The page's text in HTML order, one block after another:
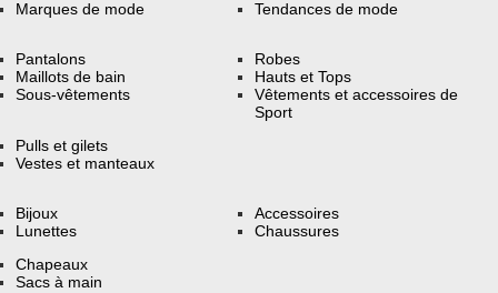
Marques de mode Tendances de mode
Pantalons
Maillots de bain
Sous-vêtements
Robes
Hauts et Tops
Vêtements et accessoires de
Sport
Pulls et gilets
Vestes et manteaux
Bijoux
Lunettes
Accessoires
Chaussures
Chapeaux
Sacs à main